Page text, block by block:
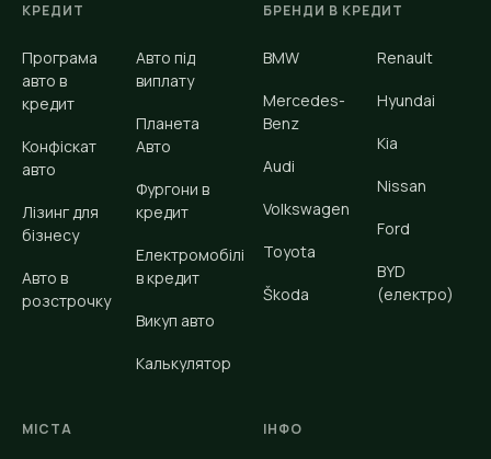
КРЕДИТ
Програма
авто в
кредит
Конфіскат
авто
Лізинг для
бізнесу
Авто в
розстрочку
Авто під
виплату
Планета
Авто
Фургони в
кредит
Електромобілі
в кредит
Викуп авто
Калькулятор
БРЕНДИ В КРЕДИТ
BMW
Mercedes-
Benz
Audi
Volkswagen
Toyota
Škoda
Renault
Hyundai
Kia
Nissan
Ford
BYD
(електро)
МІСТА ІНФО